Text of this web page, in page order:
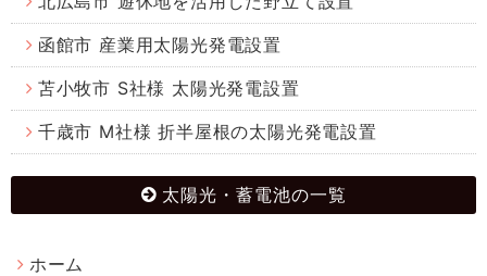
函館市 産業用太陽光発電設置
苫小牧市 S社様 太陽光発電設置
千歳市 M社様 折半屋根の太陽光発電設置
太陽光・蓄電池の一覧
ホーム